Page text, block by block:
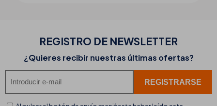
REGISTRO DE NEWSLETTER
¿Quieres recibir nuestras últimas ofertas?